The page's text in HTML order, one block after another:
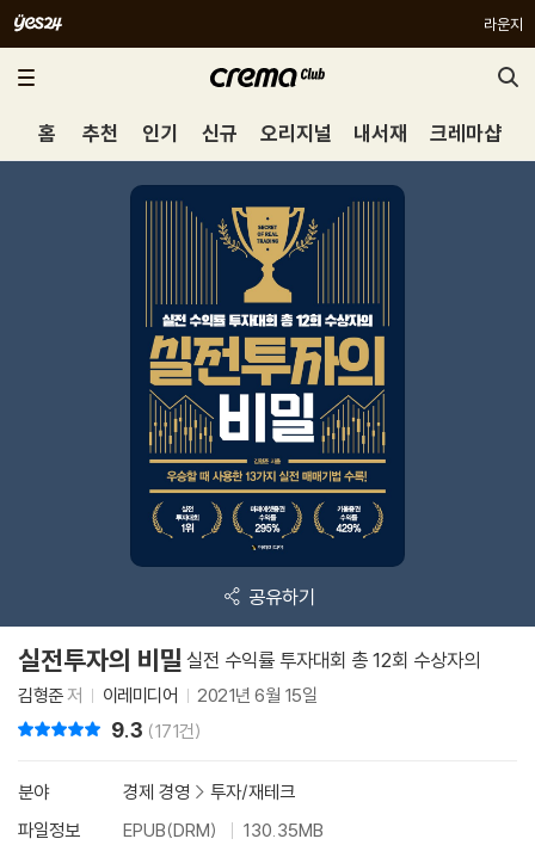
라운지
홈 추천 인기 신규 오리지널 내서재 크레마샵
공유하기
실전투자의 비밀 실전 수익률 투자대회 총 12회 수상자의
김형준저 이레미디어 2021년 6월 15일
9.3 (171건)
분야 경제 경영 > 투자/재테크
파일정보
EPUB(DRM)
130.35MB